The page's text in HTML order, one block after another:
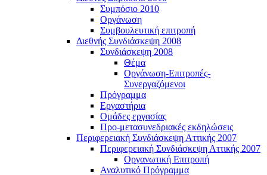
Συμπόσιο 2010
Οργάνωση
Συμβουλευτική επιτροπή
Διεθνής Συνδιάσκεψη 2008
Συνδιάσκεψη 2008
Θέμα
Οργάνωση-Επιτροπές-
Συνεργαζόμενοι
Πρόγραμμα
Εργαστήρια
Ομάδες εργασίας
Προ-μετασυνεδριακές εκδηλώσεις
Περιφερειακή Συνδιάσκεψη Αττικής 2007
Περιφερειακή Συνδιάσκεψη Αττικής 2007
Οργανωτική Επιτροπή
Αναλυτικό Πρόγραμμα